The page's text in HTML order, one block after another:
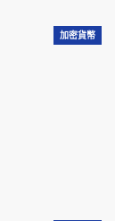
加密貨幣